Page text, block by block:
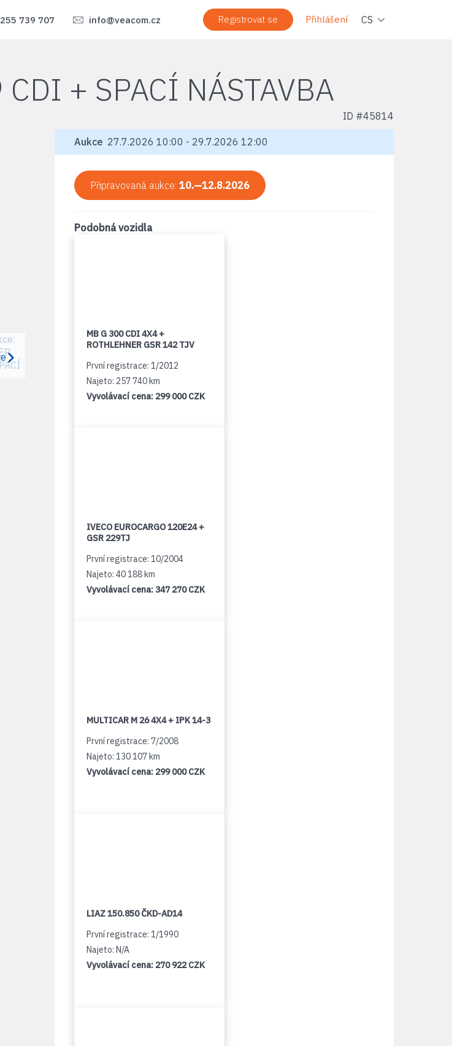
Registrovat se Přihlášení
739 707 info@veacom.cz CS
+ SPACÍ NÁSTAVBA
ID #45814
Aukce 27.7.2026 10:00 - 29.7.2026 12:00
Připravovaná aukce: 10.—12.8.2026
Podobná vozidla
MB G 300 CDI 4X4 +
ROTHLEHNER GSR 142 TJV
První registrace: 1/2012
Najeto: 257 740 km
Vyvolávací cena: 299 000 CZK
IVECO EUROCARGO 120E24 +
GSR 229TJ
První registrace: 10/2004
Najeto: 40 188 km
Vyvolávací cena: 347 270 CZK
MULTICAR M 26 4X4 + IPK 14-3
První registrace: 7/2008
Najeto: 130 107 km
Vyvolávací cena: 299 000 CZK
LIAZ 150.850 ČKD-AD14
První registrace: 1/1990
Najeto: N/A
Vyvolávací cena: 270 922 CZK